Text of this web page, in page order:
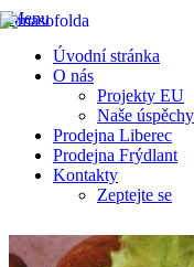
Menu
Úvodní stránka
O nás
Projekty EU
Naše úspěchy
Prodejna Liberec
Prodejna Frýdlant
Kontakty
Zeptejte se
Výroba a prodej
uzenin
FRÝDLANT V